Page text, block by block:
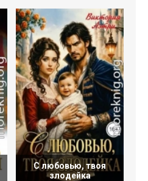
С любовью, твоя
злодейка